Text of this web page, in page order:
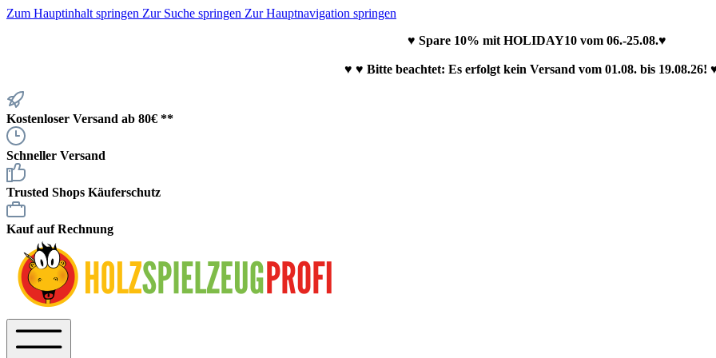
Zum Hauptinhalt springen Zur Suche springen Zur Hauptnavigation springen
♥ Spare 10% mit HOLIDAY10 vom 06.-25.08.♥
♥ ♥ Bitte beachtet: Es erfolgt kein Versand vom 01.08. bis 19.08.26!
Kostenloser Versand ab 80€ **
Schneller Versand
Trusted Shops Käuferschutz
Kauf auf Rechnung